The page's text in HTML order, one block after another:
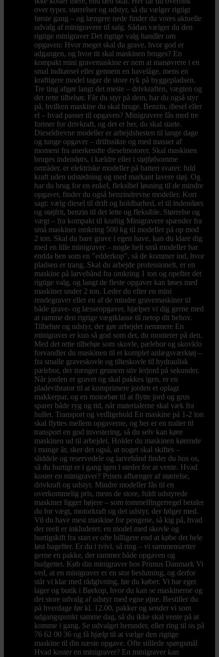
over typer, størrelser og udstyr, så du vælger rigtigt
første gang – og længere nede finder du vores aktuelle
udvalg af minigravere til salg. Sådan vælger du den
rigtige minigraver Det rigtige valg handler om
opgaven: Hvor meget skal du grave, hvor god er
adgangen, og hvor tit skal maskinen bruges? En
kompakt mini gravemaskine er nem at manøvrere i en
smal indkørsel eller gennem en havelåge, mens en
kraftigere model tager de store ryk på byggepladsen.
Tre ting afgør langt det meste – drivkraften, vægten og
det rette tilbehør. Får du styr på dem, har du også styr
på, hvilken maskine du skal bruge. Benzin, diesel eller
el – hvad passer til opgaven? Minigravere fås med tre
former for drivkraft, og det er her, du skal starte.
Dieseldrevne modeller er arbejdshesten til lange dage
og tunge opgaver – driftssikre og med masser af
moment fra anerkendte dieselmotorer. Skal maskinen
bruges indendørs, i kældre eller i støjfølsomme
områder, er elektriske modeller på batteri svaret: fuld
kraft uden udstødning og med markant lavere støj. Og
har du brug for en enkel, fleksibel løsning til de mindre
opgaver, finder du også benzindrevne modeller. Kort
sagt: vælg diesel til drift og holdbarhed, el til indendørs
og støjfrit, benzin til det lette og fleksible. Størrelse og
vægt – fra kompakt til kraftig Minigravere spænder fra
små maskiner omkring 500 kg til modeller på op mod
2 ton. Skal du bare grave i egen have, kan du klare dig
med en lille minigraver – nogle helt små modeller har
endda ben som en "edderkop", så de kommer ind, hvor
pladsen er trang. Skal du arbejde professionelt, er en
maskine på larvebånd fra omkring 1 ton og opefter det
rigtige valg, og langt de fleste opgaver kan løses med
maskiner under 2 ton. Leder du efter en mini
rendegraver eller en af de mindre gravemaskiner til
både grave- og læsseopgaver, hjælper vi dig gerne med
at ramme den rigtige vægtklasse til netop dit behov.
Tilbehør og udstyr, der gør arbejdet nemmere En
minigraver er kun så god som det, du monterer på den.
Med det rette tilbehør som skovle, pælebor og skovklo
forvandler du maskinen til et komplet anlægsværktøj –
fra smalle graveskovle og tilteskovle til hydraulisk
pælebor, der trænger gennem stiv lerjord på sekunder.
Når jorden er gravet og skal pakkes igen, er en
pladevibrator til at komprimere jorden et oplagt
makkerpar, og en motorbør til at flytte jord og grus
sparer både ryg og tid, når materialerne skal væk fra
hullet. Transport og vedligehold En maskine på 1-2 ton
skal flyttes mellem opgaverne, og her er en trailer til
transport en god investering, så du selv kan køre
maskinen ud til arbejdet. Holder du maskinen kørende
i mange år, sker det også, at noget skal skiftes –
sliddele og reservedele og larvebånd finder du hos os,
så du hurtigt er i gang igen i stedet for at vente. Hvad
koster en minigraver? Prisen afhænger af størrelse,
drivkraft og udstyr. Mindre modeller fås til en
overkommelig pris, mens de store, fuldt udstyrede
maskiner ligger højere – som tommelfingerregel betaler
du for vægt, motorkraft og det udstyr, der følger med.
Vil du have mest maskine for pengene, så kig på, hvad
der reelt er inkluderet: en model med skovle og
hurtigskift fra start er ofte billigere end at købe det hele
løst bagefter. Er du i tvivl, så ring – vi sammensætter
gerne en pakke, der rammer både opgaven og
budgettet. Køb din minigraver hos Primus Danmark Vi
ved, at en minigraver er en stor beslutning, og derfor
står vi klar med rådgivning, før du køber. Vi har eget
lager og butik i Børkop, hvor du kan se maskinerne og
det store udvalg af udstyr med egne øjne. Bestiller du
på hverdage før kl. 12.00, pakker og sender vi som
udgangspunkt samme dag, så du ikke skal vente på at
komme i gang. Se udvalget herunder, eller ring til os på
76 62 00 36 og få hjælp til at vælge den rigtige
maskine til din næste opgave. Ofte stillede spørgsmål
Hvad koster en minigraver? En minigraver kan